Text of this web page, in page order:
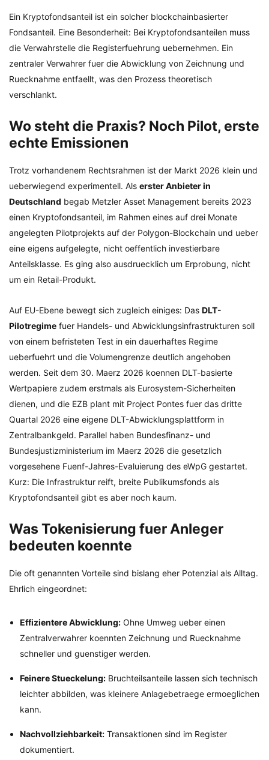
Ein Kryptofondsanteil ist ein solcher blockchainbasierter
Fondsanteil. Eine Besonderheit: Bei Kryptofondsanteilen muss
die Verwahrstelle die Registerfuehrung uebernehmen. Ein
zentraler Verwahrer fuer die Abwicklung von Zeichnung und
Ruecknahme entfaellt, was den Prozess theoretisch
verschlankt.
Wo steht die Praxis? Noch Pilot, erste
echte Emissionen
Trotz vorhandenem Rechtsrahmen ist der Markt 2026 klein und
ueberwiegend experimentell. Als erster Anbieter in
Deutschland begab Metzler Asset Management bereits 2023
einen Kryptofondsanteil, im Rahmen eines auf drei Monate
angelegten Pilotprojekts auf der Polygon-Blockchain und ueber
eine eigens aufgelegte, nicht oeffentlich investierbare
Anteilsklasse. Es ging also ausdruecklich um Erprobung, nicht
um ein Retail-Produkt.
Auf EU-Ebene bewegt sich zugleich einiges: Das DLT-
Pilotregime fuer Handels- und Abwicklungsinfrastrukturen soll
von einem befristeten Test in ein dauerhaftes Regime
ueberfuehrt und die Volumengrenze deutlich angehoben
werden. Seit dem 30. Maerz 2026 koennen DLT-basierte
Wertpapiere zudem erstmals als Eurosystem-Sicherheiten
dienen, und die EZB plant mit Project Pontes fuer das dritte
Quartal 2026 eine eigene DLT-Abwicklungsplattform in
Zentralbankgeld. Parallel haben Bundesfinanz- und
Bundesjustizministerium im Maerz 2026 die gesetzlich
vorgesehene Fuenf-Jahres-Evaluierung des eWpG gestartet.
Kurz: Die Infrastruktur reift, breite Publikumsfonds als
Kryptofondsanteil gibt es aber noch kaum.
Was Tokenisierung fuer Anleger
bedeuten koennte
Die oft genannten Vorteile sind bislang eher Potenzial als Alltag.
Ehrlich eingeordnet:
Effizientere Abwicklung: Ohne Umweg ueber einen
Zentralverwahrer koennten Zeichnung und Ruecknahme
schneller und guenstiger werden.
Feinere Stueckelung: Bruchteilsanteile lassen sich technisch
leichter abbilden, was kleinere Anlagebetraege ermoeglichen
kann.
Nachvollziehbarkeit: Transaktionen sind im Register
dokumentiert.